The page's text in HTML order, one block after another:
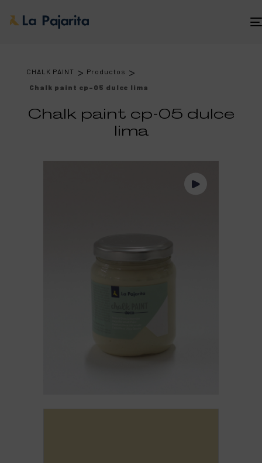
CHALK PAINT > Productos >
Chalk paint cp-05 dulce lima
Chalk paint cp-05 dulce
lima